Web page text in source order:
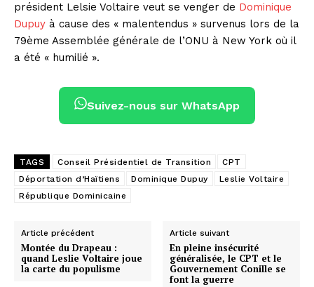
président Lelsie Voltaire veut se venger de Dominique
Dupuy à cause des « malentendus » survenus lors de la
79ème Assemblée générale de l’ONU à New York où il
a été « humilié ».
Suivez-nous sur WhatsApp
TAGS Conseil Présidentiel de Transition
CPT
Déportation d’Haïtiens
Dominique Dupuy
Leslie Voltaire
République Dominicaine
Article précédent
Montée du Drapeau :
quand Leslie Voltaire joue
la carte du populisme
Article suivant
En pleine insécurité
généralisée, le CPT et le
Gouvernement Conille se
font la guerre